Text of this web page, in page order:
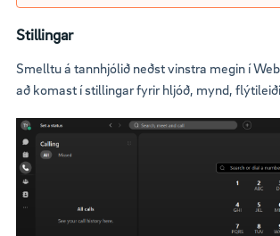
Stillingar
Smelltu á tannhjólið neðst vinstra megin í
að komast í stillingar fyrir hljóð, mynd,